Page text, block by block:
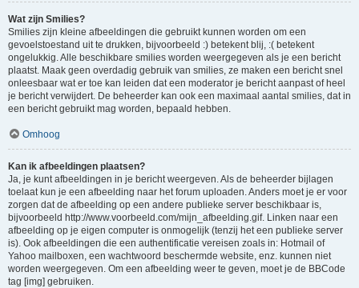
Wat zijn Smilies?
Smilies zijn kleine afbeeldingen die gebruikt kunnen worden om een
gevoelstoestand uit te drukken, bijvoorbeeld :) betekent blij, :( betekent
ongelukkig. Alle beschikbare smilies worden weergegeven als je een bericht
plaatst. Maak geen overdadig gebruik van smilies, ze maken een bericht snel
onleesbaar wat er toe kan leiden dat een moderator je bericht aanpast of heel
je bericht verwijdert. De beheerder kan ook een maximaal aantal smilies, dat in
een bericht gebruikt mag worden, bepaald hebben.
Omhoog
Kan ik afbeeldingen plaatsen?
Ja, je kunt afbeeldingen in je bericht weergeven. Als de beheerder bijlagen
toelaat kun je een afbeelding naar het forum uploaden. Anders moet je er voor
zorgen dat de afbeelding op een andere publieke server beschikbaar is,
bijvoorbeeld http://www.voorbeeld.com/mijn_afbeelding.gif. Linken naar een
afbeelding op je eigen computer is onmogelijk (tenzij het een publieke server
is). Ook afbeeldingen die een authentificatie vereisen zoals in: Hotmail of
Yahoo mailboxen, een wachtwoord beschermde website, enz. kunnen niet
worden weergegeven. Om een afbeelding weer te geven, moet je de BBCode
tag [img] gebruiken.